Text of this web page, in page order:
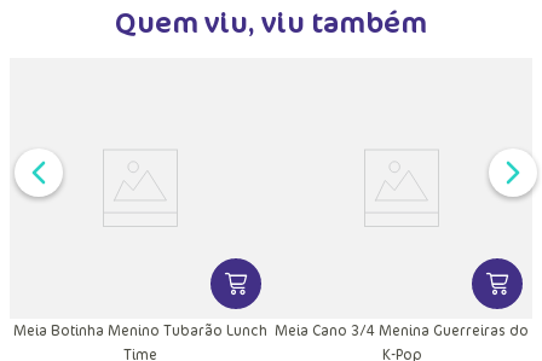
Quem viu, viu também
INFORMAÇÕES DO PRODUTOVER MAIS INFORMAÇÕES DO
Meia Botinha Menino Tubarão Lunch
Time
VER
Meia Cano 3/4 Menina Guerreiras do
K-Pop